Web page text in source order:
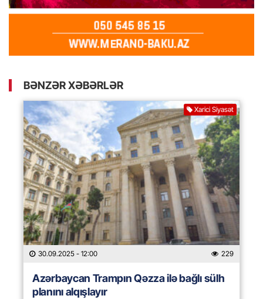
BƏNZƏR XƏBƏRLƏR
Xarici Siyasət
30.09.2025 - 12:00 229
Azərbaycan Trampın Qəzza ilə bağlı sülh
planını alqışlayır